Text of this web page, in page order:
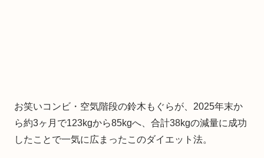
お笑いコンビ・空気階段の鈴木もぐらが、2025年末か
ら約3ヶ月で123kgから85kgへ、合計38kgの減量に成功
したことで一気に広まったこのダイエット法。